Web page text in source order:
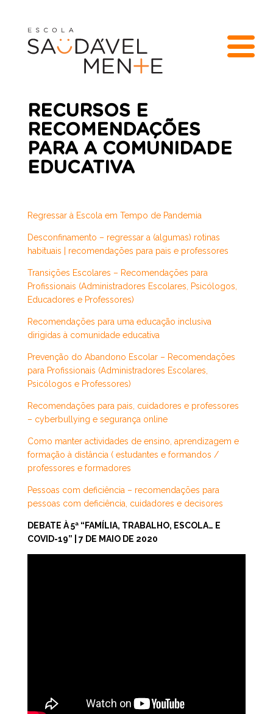
RECURSOS E
RECOMENDAÇÕES
PARA A COMUNIDADE
EDUCATIVA
Regressar à Escola em Tempo de Pandemia
Desconfinamento – regressar a (algumas) rotinas
habituais | recomendações para pais e professores
Transições Escolares – Recomendações para
Profissionais (Administradores Escolares, Psicólogos,
Educadores e Professores)
Recomendações para uma educação inclusiva
dirigidas à comunidade educativa
Prevenção do Abandono Escolar – Recomendações
para Profissionais (Administradores Escolares,
Psicólogos e Professores)
Recomendações para pais, cuidadores e professores
– cyberbullying e segurança online
Como manter actividades de ensino, aprendizagem e
formação à distância ( estudantes e formandos /
professores e formadores
Pessoas com deficiência – recomendações para
pessoas com deficiência, cuidadores e decisores
DEBATE À 5ª “FAMÍLIA, TRABALHO, ESCOLA… E
COVID-19” | 7 DE MAIO DE 2020